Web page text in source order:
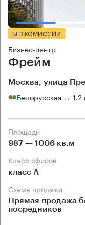
БЕЗ КОМИССИИ
Бизнес-центр
Фрейм
Москва, улица
Белорусская → 1.2
Площади
987 — 1006 кв.м
Класс офисов
класс А
Схема продажи
Прямая продажа
посредников